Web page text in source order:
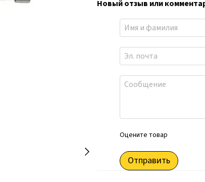
Новый отзыв или
Оцените товар
Отправить